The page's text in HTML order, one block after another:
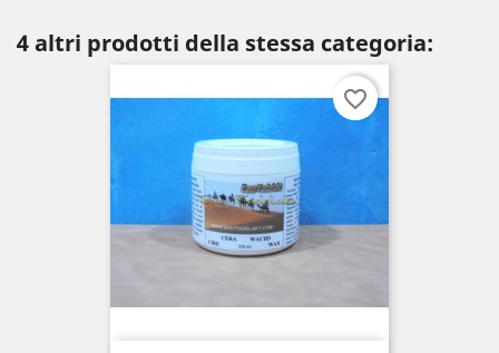
4 altri prodotti della stessa categoria:
favorite_border